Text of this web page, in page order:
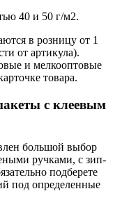
40 и 50 г/м2.
в розницу от 1
от артикула).
и мелкооптовые
товара.
с клеевым
большой выбор
ручками, с зип-
подберете
под определенные